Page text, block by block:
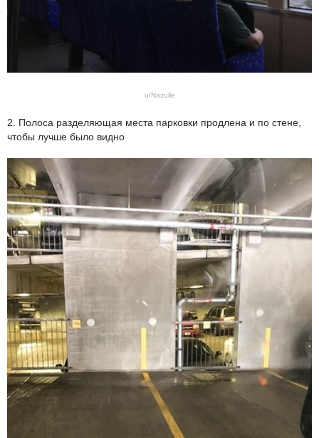
u/Nazulle
2. Полоса разделяющая места парковки продлена и по стене,
чтобы лучше было видно